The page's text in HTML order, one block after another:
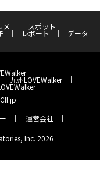
メ スポット
レポート データ
九州LOVEWalker
運営会社
Inc. 2026